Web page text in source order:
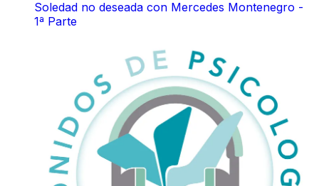
Soledad no deseada con Mercedes Montenegro -
1ª Parte